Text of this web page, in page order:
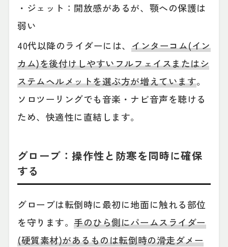
・ジェット：開放感があるが、顎への保護は
弱い
40代以降のライダーには、インターコム(イン
カム)を後付けしやすいフルフェイスまたはシ
ステムヘルメットを選ぶ方が増えています。
ソロツーリングでも音楽・ナビ音声を聴ける
ため、快適性に直結します。
グローブ：操作性と防寒を同時に確保
する
グローブは転倒時に最初に地面に触れる部位
を守ります。手のひら側にパームスライダー
(硬質素材)があるものは転倒時の滑走ダメー